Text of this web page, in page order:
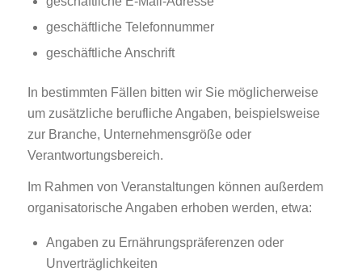
geschäftliche Telefonnummer
geschäftliche Anschrift
In bestimmten Fällen bitten wir Sie möglicherweise
um zusätzliche berufliche Angaben, beispielsweise
zur Branche, Unternehmensgröße oder
Verantwortungsbereich.
Im Rahmen von Veranstaltungen können außerdem
organisatorische Angaben erhoben werden, etwa:
Angaben zu Ernährungspräferenzen oder
Unverträglichkeiten